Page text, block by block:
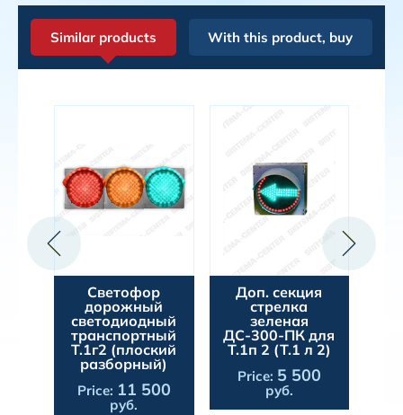
Similar products With this product, buy
Светофор
дорожный
светодиодный
транспортный
Т.1г2 (плоский
разборный)
Price: 11 500
руб.
Доп. секция
стрелка
зеленая
ДС-300-ПК для
Т.1п 2 (Т.1 л 2)
Price: 5 500
руб.